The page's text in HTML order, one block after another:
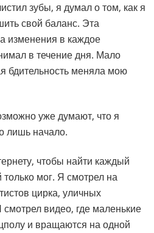
зубы, я думал о том, как я
свой баланс. Эта
изменения в каждое
в течение дня. Мало
бдительность меняла мою
уже думают, что я
лишь начало.
чтобы найти каждый
мог. Я смотрел на
цирка, уличных
смотрел видео, где маленькие
и вращаются на одной